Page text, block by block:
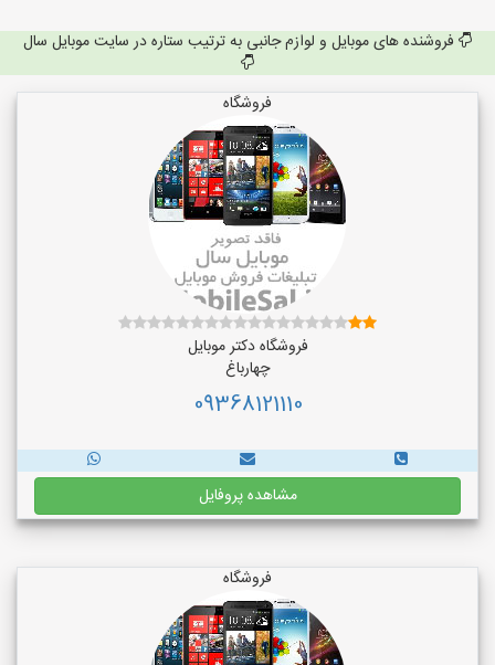
فروشنده های موبایل و لوازم جانبی به ترتیب ستاره در سایت موبایل سال
فروشگاه
فروشگاه دکتر موبایل
چهارباغ
09368121110
مشاهده پروفایل
فروشگاه